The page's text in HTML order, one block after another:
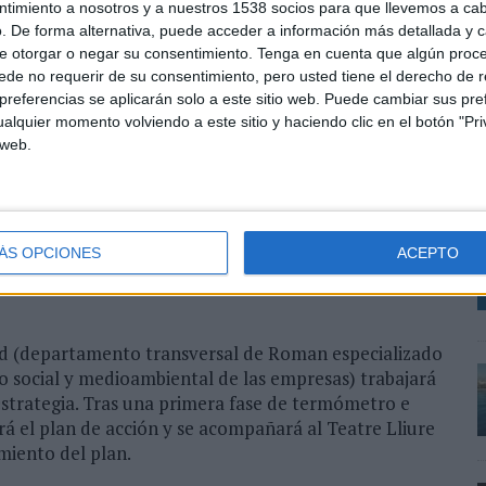
a nosotros y a nuestros 1538 socios para que llevemos a
De forma alternativa, puede acceder a información más detallada y
otorgar o negar su consentimiento. Tenga en cuenta que algún
no requerir de su consentimiento, pero usted tiene el derecho de
se aplicarán solo a este sitio web. Puede cambiar sus
momento volviendo a este sitio y haciendo clic en el botón
OPCIONES ACEPTO
y claim de la próxima temporada, el equipo de
el vídeo promocional de la temporada y sus
innovador, fresco y creativo.
Marketing del Teatre Lliure,“trabajar con La Casa de
que, entre otras muchas acciones, promueve la
esta experiencia es una muestra más de que la
de Carlota, declara que “este proyecto es un
es un teatro de referencia, con un posicionamiento
gráfico muy potente. ¡Todo un reto! ¡Pero estos retos,
(departamento transversal de Roman especializado
y medioambiental de las empresas) trabajará
Tras una primera fase de termómetro e
el plan de acción y se acompañará al Teatre Lliure
del plan.